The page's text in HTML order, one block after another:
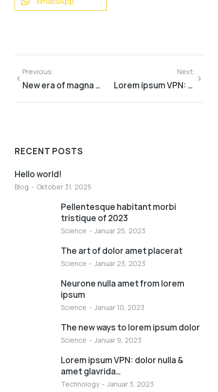
Previous:
New era of magna sapien ristique senectus dolor
Next:
Lorem ipsum VPN: dolor nulla & amet glavrida morbi
RECENT POSTS
Hello world!
Blog Oktober 31, 2025
Pellentesque habitant morbi
tristique of 2023
Science Januar 25, 2023
The art of dolor amet placerat
Science Januar 23, 2023
Neurone nulla amet from lorem
ipsum
Science Januar 10, 2023
The new ways to lorem ipsum dolor
Science Januar 9, 2023
Lorem ipsum VPN: dolor nulla &
amet glavrida…
Technology Januar 3, 2023